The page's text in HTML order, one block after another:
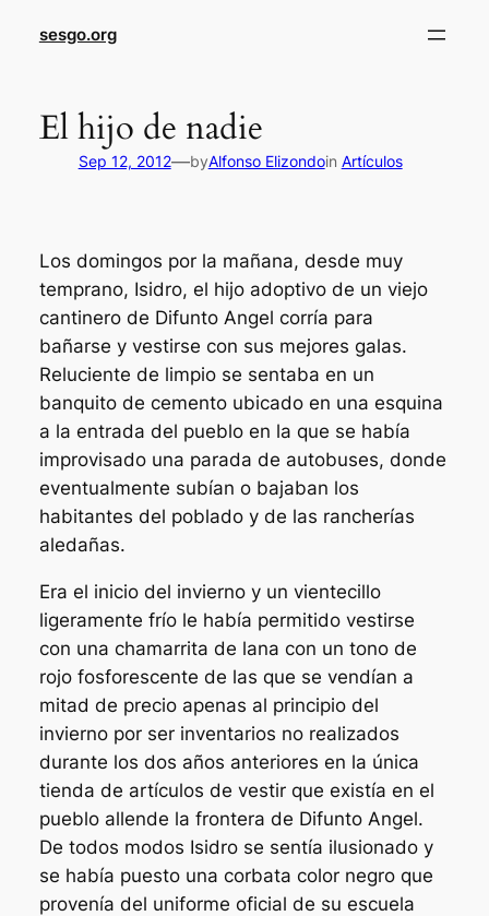
sesgo.org
El hijo de nadie
Sep 12, 2012—byAlfonso Elizondoin Artículos
Los domingos por la mañana, desde muy
temprano, Isidro, el hijo adoptivo de un viejo
cantinero de Difunto Angel corría para
bañarse y vestirse con sus mejores galas.
Reluciente de limpio se sentaba en un
banquito de cemento ubicado en una esquina
a la entrada del pueblo en la que se había
improvisado una parada de autobuses, donde
eventualmente subían o bajaban los
habitantes del poblado y de las rancherías
aledañas.
Era el inicio del invierno y un vientecillo
ligeramente frío le había permitido vestirse
con una chamarrita de lana con un tono de
rojo fosforescente de las que se vendían a
mitad de precio apenas al principio del
invierno por ser inventarios no realizados
durante los dos años anteriores en la única
tienda de artículos de vestir que existía en el
pueblo allende la frontera de Difunto Angel.
De todos modos Isidro se sentía ilusionado y
se había puesto una corbata color negro que
provenía del uniforme oficial de su escuela